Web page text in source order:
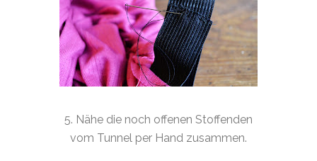
5. Nähe die noch offenen Stoffenden
vom Tunnel per Hand zusammen.